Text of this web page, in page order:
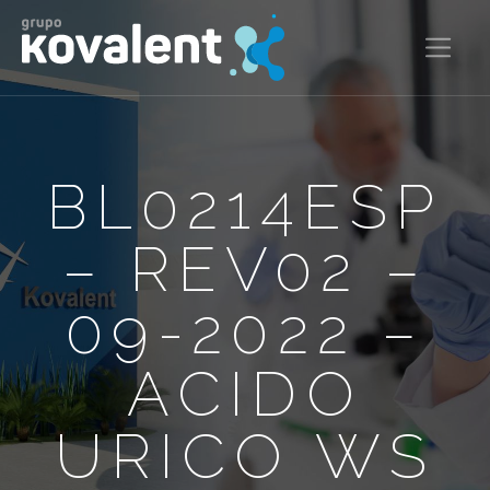
BL0214ESP
– REV02 –
09-2022 –
ACIDO
URICO WS